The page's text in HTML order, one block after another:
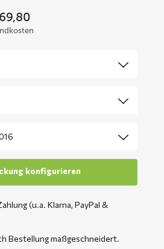
range:
(u.a. Klarna, PayPal &
Bestellung maßgeschneidert.